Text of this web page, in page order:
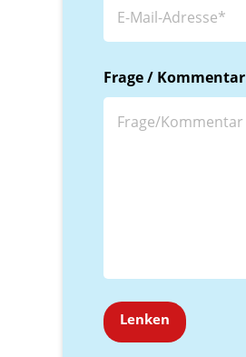
Frage / Kommentar